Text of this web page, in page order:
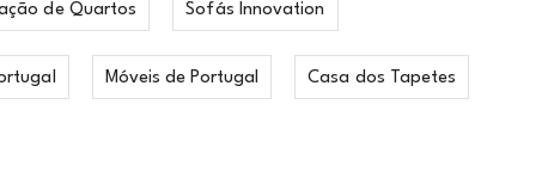
de Quartos Sofás Innovation
Móveis de Portugal Casa dos Tapetes